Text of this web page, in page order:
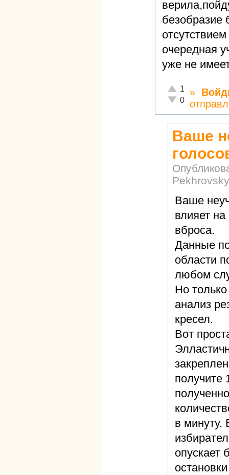
безобразие
очередная
уже не
Отлично!
1
Неадекватно!
0
»
Ваше
Pekhrovsky
Ваше
влияет
вброса.
Данные
области
любом
Но
анализ
кресел.
Вот
получите
в минуту.
опускает